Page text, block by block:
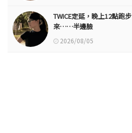
TWICE定延，晚上12點跑
來……半邊臉
2026/08/05